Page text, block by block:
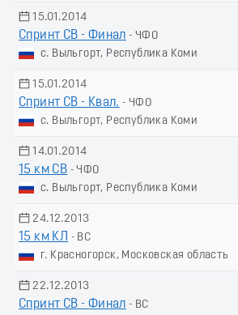
15.01.2014
Спринт СВ - Финал - ЧФО
с. Выльгорт, Республика Коми
15.01.2014
Спринт СВ - Квал. - ЧФО
с. Выльгорт, Республика Коми
14.01.2014
15 км СВ - ЧФО
с. Выльгорт, Республика Коми
24.12.2013
15 км КЛ
- ВС
г. Красногорск, Московская область
22.12.2013
Спринт СВ - Финал - ВС